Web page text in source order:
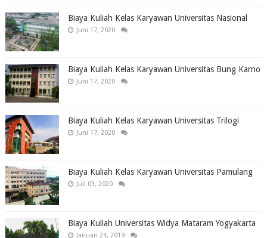
Biaya Kuliah Kelas Karyawan Universitas Nasional
Juni 17, 2020
Biaya Kuliah Kelas Karyawan Universitas Bung Karno
Juni 17, 2020
Biaya Kuliah Kelas Karyawan Universitas Trilogi
Juni 17, 2020
Biaya Kuliah Kelas Karyawan Universitas Pamulang
Juli 03, 2020
Biaya Kuliah Universitas Widya Mataram Yogyakarta
Januari 24, 2019